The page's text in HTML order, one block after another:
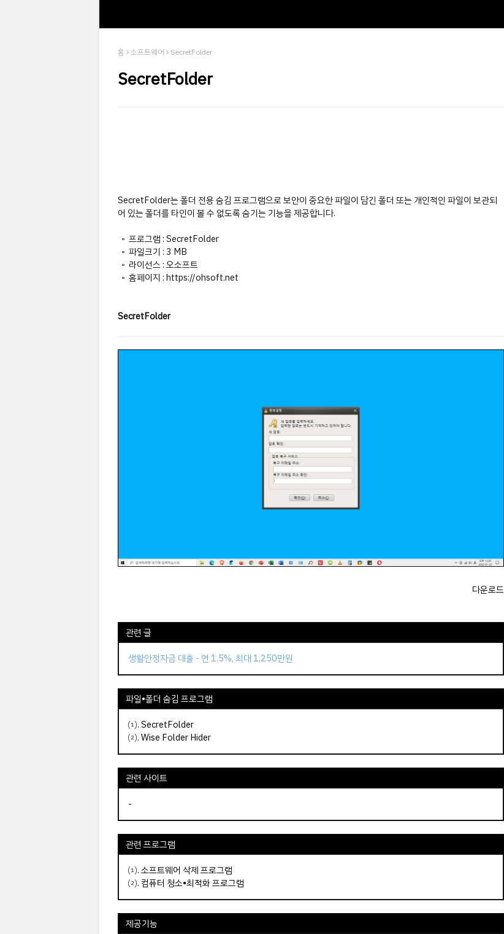
홈 소프트웨어 SecretFolder
SecretFolder
SecretFolder는 폴더 전용 숨김 프로그램으로 보안이 중요한 파일이 담긴 폴더 또는 개인적인 파일이 보관되
어 있는 폴더를 타인이 볼 수 없도록 숨기는 기능을 제공합니다.
◦ 프로그램 : SecretFolder
◦ 파일크기 : 3 MB
◦ 라이선스 : 오소프트
◦ 홈페이지 : https://ohsoft.net
SecretFolder
다운로드
관련 글
생활안정자금 대출 - 연 1.5%, 최대 1,250만원
파일•폴더 숨김 프로그램
⑴.SecretFolder
⑵.Wise Folder Hider
관련 사이트
-
관련 프로그램
⑴.소프트웨어 삭제 프로그램
⑵. 컴퓨터 청소•최적화 프로그램
제공기능